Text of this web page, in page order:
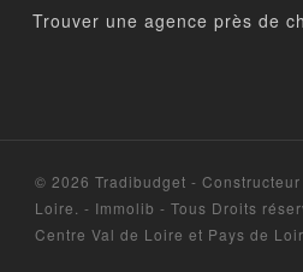
Trouver une agence près de
© 2026 Tradibudget -
Loire. - Immolib - Tous Droits
Centre Val de Loire et Pays de